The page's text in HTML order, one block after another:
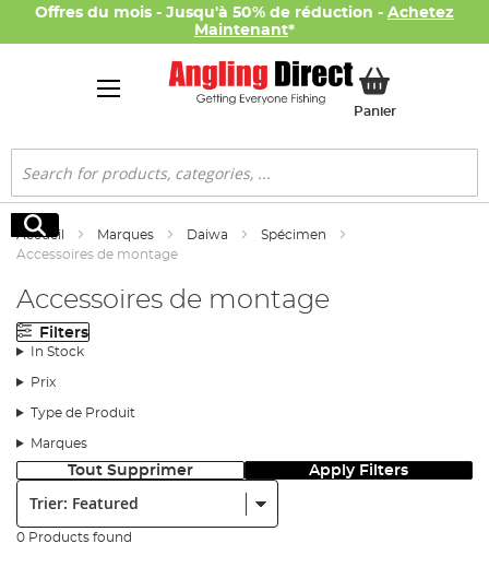
Offres du mois - Jusqu'à 50% de réduction - Achetez
Maintenant*
PanierMon panier
Rechercher
Rechercher
Accueil Marques Daiwa
Spécimen
Accessoires de montage
Accessoires de montage
Filters
In Stock
Prix
Type de Produit
Marques
Tout Supprimer Apply Filters
0 Products found